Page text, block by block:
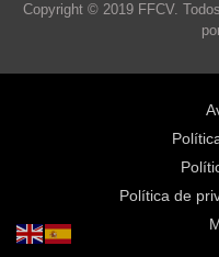
Copyright © 2019 FFCV.
Política de